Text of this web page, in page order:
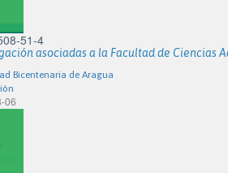
51-4
asociadas a la Facultad de Ciencias
Bicentenaria de Aragua
06